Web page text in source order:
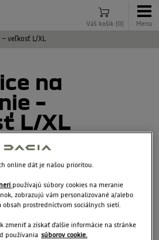
Váš košík (0) Menu
– veľkosť L/XL
na
–
L/XL
online dát je našou prioritou.
používajú súbory cookies na meranie
zobrazujú vám personalizované a/alebo
obsah prostredníctvom sociálnych sietí.
zmeniť a získať ďalšie informácie na stránke
používania súborov cookie.